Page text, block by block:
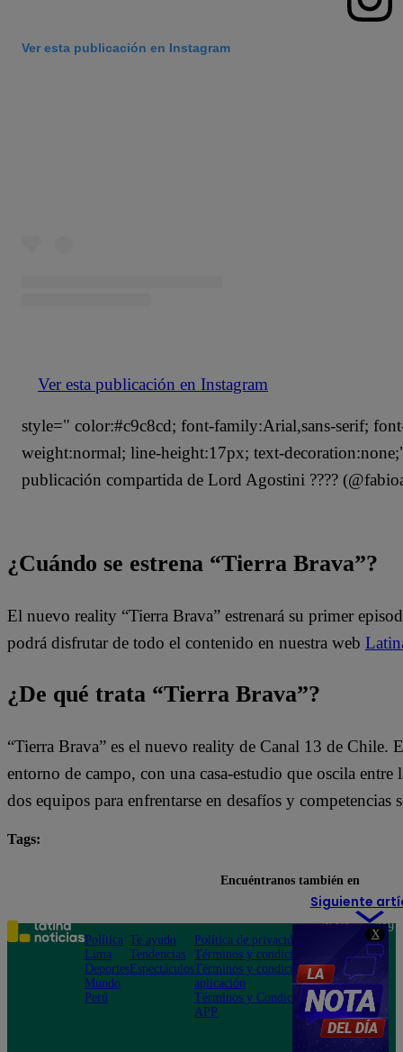
X
Ver esta publicación en Instagram
Ver esta publicación en Instagram
style=" color:#c9c8cd; font-family:Arial,sans-serif;
weight:normal; line-height:17px; text-
publicación compartida de Lord Agostini ????
¿Cuándo se estrena “Tierra Brava”?
El nuevo reality “Tierra Brava” estrenará su primer
podrá disfrutar de todo el contenido en nuestra web
¿De qué trata “Tierra Brava”?
“Tierra Brava” es el nuevo reality de Canal 13 de Chile.
entorno de campo, con una casa-estudio que oscila
dos equipos para enfrentarse en desafíos y competencias
Tags:
Siguiente
Encuéntranos también en
Política
Lima
Deportes
Mundo
Perú
Te ayudo
Tendencias
Espectáculos
Política de privacidad
Términos y condiciones
Términos y condiciones
aplicación
Términos y Condiciones
APP
Teléfono: 219
Av. San
Felipe 968
Jesús María